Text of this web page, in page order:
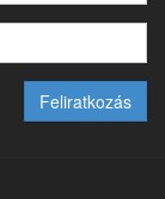
Feliratkozás